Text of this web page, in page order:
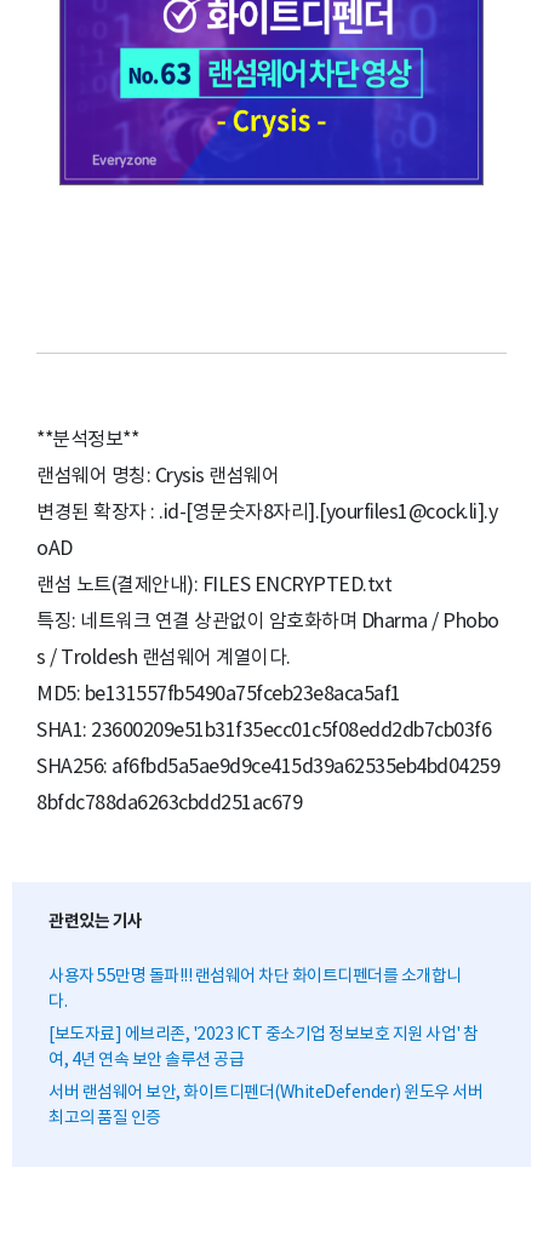
**분석정보**
랜섬웨어 명칭: Crysis 랜섬웨어
변경된 확장자 : .id-[영문숫자8자리].[yourfiles1@cock.li].y
oAD
랜섬 노트(결제안내): FILES ENCRYPTED.txt
특징: 네트워크 연결 상관없이 암호화하며 Dharma / Phobo
s / Troldesh 랜섬웨어 계열이다.
MD5: be131557fb5490a75fceb23e8aca5af1
SHA1: 23600209e51b31f35ecc01c5f08edd2db7cb03f6
SHA256: af6fbd5a5ae9d9ce415d39a62535eb4bd04259
8bfdc788da6263cbdd251ac679
관련있는 기사
사용자 55만명 돌파!!! 랜섬웨어 차단 화이트디펜더를 소개합니
다.
[보도자료] 에브리존, '2023 ICT 중소기업 정보보호 지원 사업' 참
여, 4년 연속 보안 솔루션 공급
서버 랜섬웨어 보안, 화이트디펜더(WhiteDefender) 윈도우 서버
최고의 품질 인증